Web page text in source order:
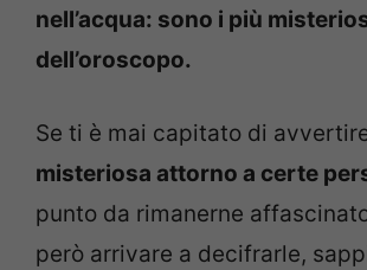
nell’acqua: sono i più
dell’oroscopo.
Se ti è mai capitato di
misteriosa attorno a certe
punto da rimanerne
però arrivare a decifrarle,